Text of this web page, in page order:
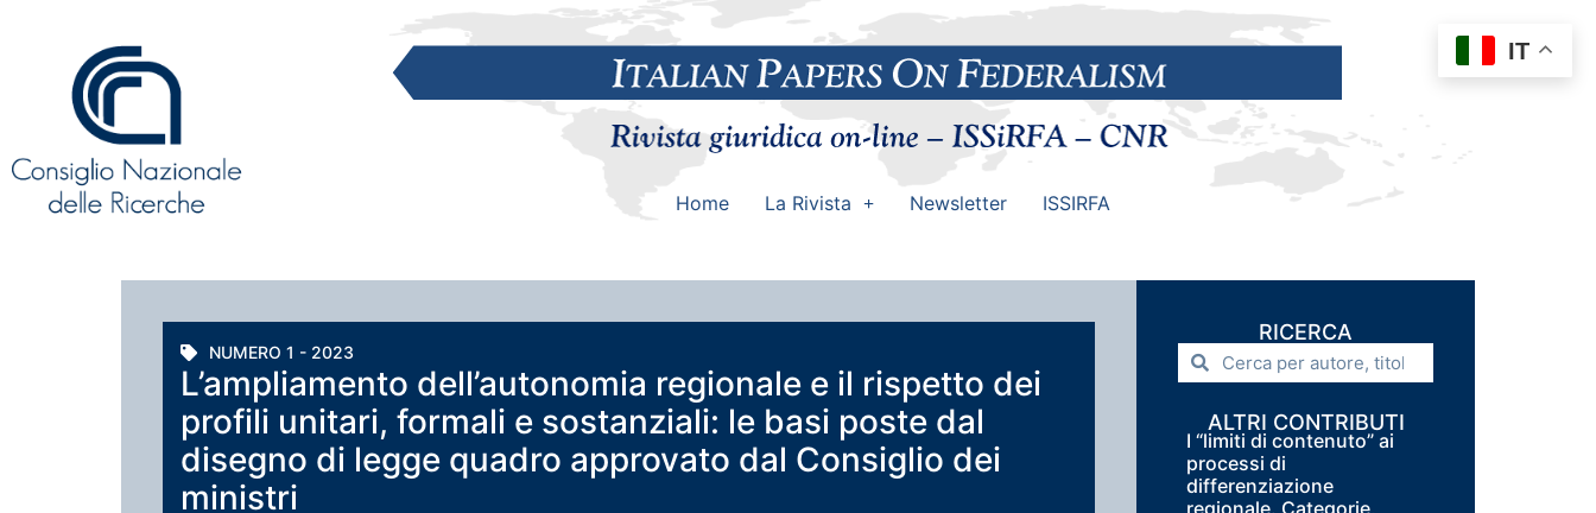
Home La Rivista Newsletter ISSIRFA
NUMERO 1 - 2023
L’ampliamento dell’autonomia regionale e il rispetto dei
profili unitari, formali e sostanziali: le basi poste dal
disegno di legge quadro approvato dal Consiglio dei
ministri
RICERCA
ALTRI CONTRIBUTI
I “limiti di contenuto” ai
processi di
differenziazione
regionale. Categorie,
IT